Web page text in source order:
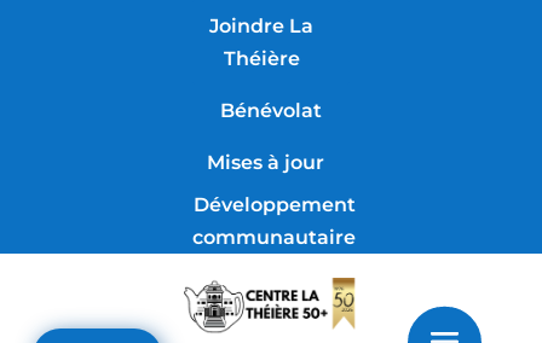
Joindre La
Théière
Bénévolat
Mises à jour
Développement
communautaire